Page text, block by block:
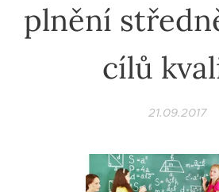
plnění
cílů
21.09.2017